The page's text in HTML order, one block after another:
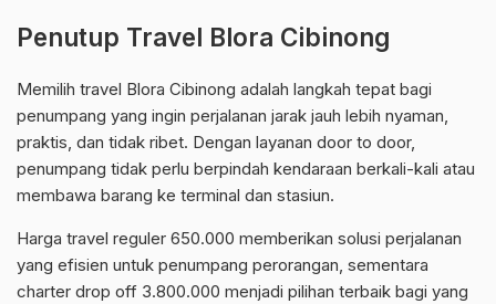
Penutup Travel Blora Cibinong
Memilih travel Blora Cibinong adalah langkah tepat bagi
penumpang yang ingin perjalanan jarak jauh lebih nyaman,
praktis, dan tidak ribet. Dengan layanan door to door,
penumpang tidak perlu berpindah kendaraan berkali-kali atau
membawa barang ke terminal dan stasiun.
Harga travel reguler 650.000 memberikan solusi perjalanan
yang efisien untuk penumpang perorangan, sementara
charter drop off 3.800.000 menjadi pilihan terbaik bagi yang